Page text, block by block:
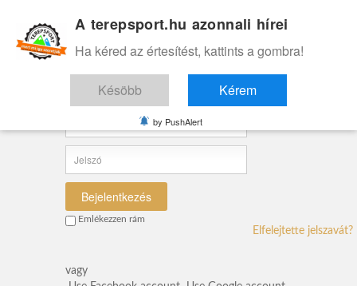
Bejelentkezés
Bejelentkezés a felhasználói felületre
Bejelentkezés
Emlékezzen rám
Elfelejtette jelszavát?
vagy
A terepsport.hu azonnali hírei
Ha kéred az értesítést, kattints a gombra!
Késöbb Kérem
by PushAlert